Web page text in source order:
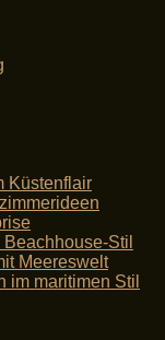
Küstenflair
Stil
Meereswelt
im maritimen Stil